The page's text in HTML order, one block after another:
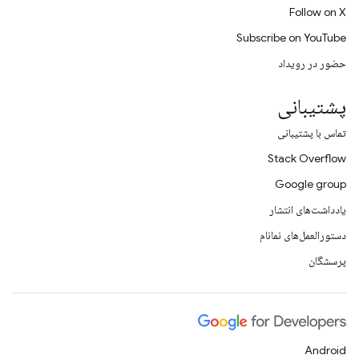
Follow on X
Subscribe on YouTube
حضور در رویداد
پشتیبانی
تماس با پشتیبانی
Stack Overflow
Google group
یادداشت‌های انتشار
دستورالعمل‌های نمانام
پرسشگان
Android